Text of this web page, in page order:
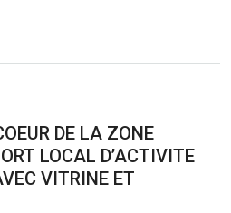
DE LA ZONE
LOCAL D’ACTIVITE
VITRINE ET